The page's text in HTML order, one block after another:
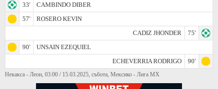
33'
CAMBINDO DIBER
57'
ROSERO KEVIN
CADIZ JHONDER
75'
90'
UNSAIN EZEQUIEL
ECHEVERRIA RODRIGO
90'
Некакса - Леон, 03:00 / 15.03.2025, събота, Мексико - Лига МХ